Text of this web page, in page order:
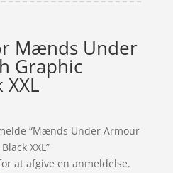
Mænds Under
Graphic
“Mænds Under Armour
XXL”
at afgive en anmeldelse.